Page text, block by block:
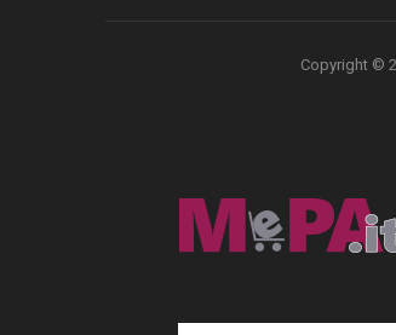
Copyright ©